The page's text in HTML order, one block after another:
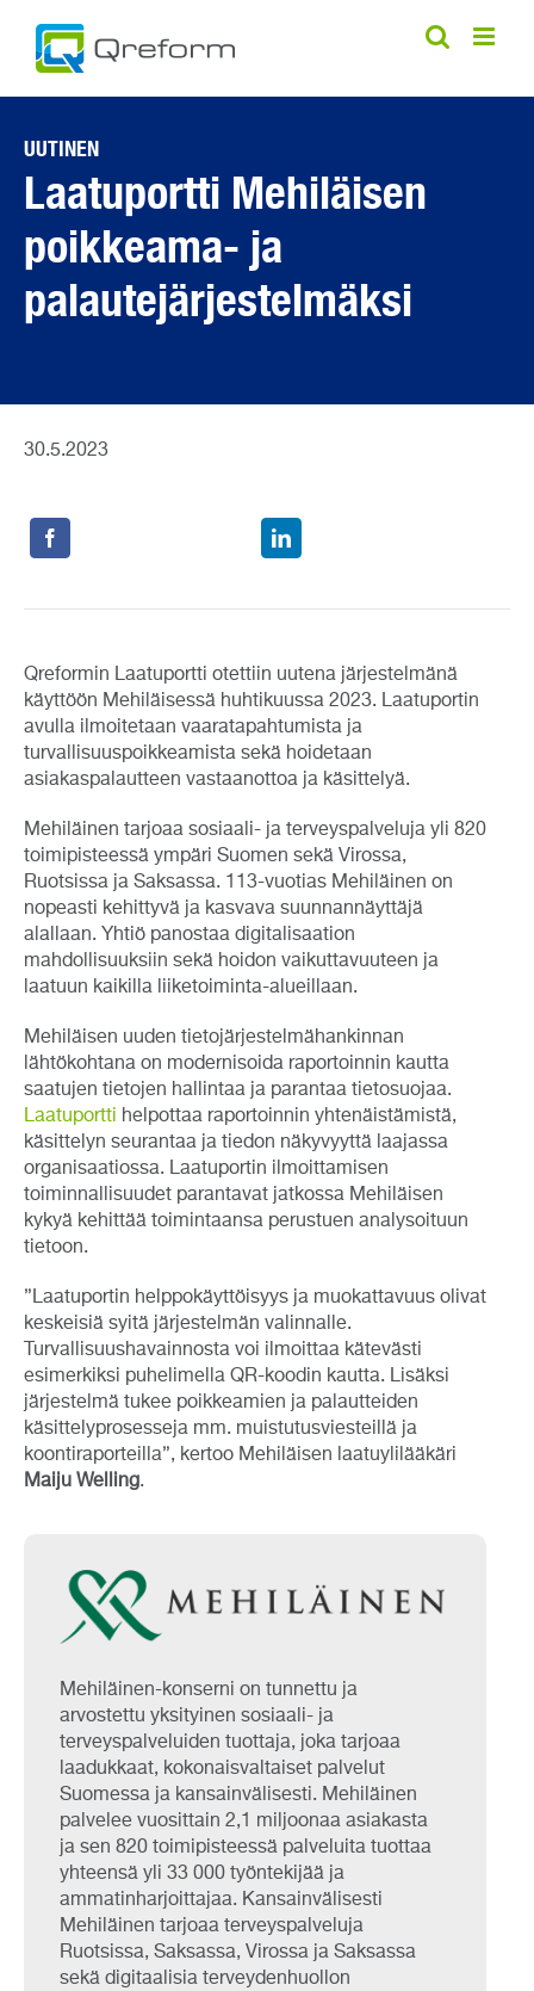
content
UUTINEN
Laatuportti Mehiläisen
poikkeama- ja
palautejärjestelmäksi
30.5.2023
Qreformin Laatuportti otettiin uutena järjestelmänä
käyttöön Mehiläisessä huhtikuussa 2023. Laatuportin
avulla ilmoitetaan vaaratapahtumista ja
turvallisuuspoikkeamista sekä hoidetaan
asiakaspalautteen vastaanottoa ja käsittelyä.
Mehiläinen tarjoaa sosiaali- ja terveyspalveluja yli 820
toimipisteessä ympäri Suomen sekä Virossa,
Ruotsissa ja Saksassa. 113-vuotias Mehiläinen on
nopeasti kehittyvä ja kasvava suunnannäyttäjä
alallaan. Yhtiö panostaa digitalisaation
mahdollisuuksiin sekä hoidon vaikuttavuuteen ja
laatuun kaikilla liiketoiminta-alueillaan.
Mehiläisen uuden tietojärjestelmähankinnan
lähtökohtana on modernisoida raportoinnin kautta
saatujen tietojen hallintaa ja parantaa tietosuojaa.
Laatuportti helpottaa raportoinnin yhtenäistämistä,
käsittelyn seurantaa ja tiedon näkyvyyttä laajassa
organisaatiossa. Laatuportin ilmoittamisen
toiminnallisuudet parantavat jatkossa Mehiläisen
kykyä kehittää toimintaansa perustuen analysoituun
tietoon.
”Laatuportin helppokäyttöisyys ja muokattavuus olivat
keskeisiä syitä järjestelmän valinnalle.
Turvallisuushavainnosta voi ilmoittaa kätevästi
esimerkiksi puhelimella QR-koodin kautta. Lisäksi
järjestelmä tukee poikkeamien ja palautteiden
käsittelyprosesseja mm. muistutusviesteillä ja
koontiraporteilla”, kertoo Mehiläisen laatuylilääkäri
Maiju Welling.
Mehiläinen-konserni on tunnettu ja
arvostettu yksityinen sosiaali- ja
terveyspalveluiden tuottaja, joka tarjoaa
laadukkaat, kokonaisvaltaiset palvelut
Suomessa ja kansainvälisesti. Mehiläinen
palvelee vuosittain 2,1 miljoonaa asiakasta
ja sen 820 toimipisteessä palveluita tuottaa
yhteensä yli 33 000 työntekijää ja
ammatinharjoittajaa. Kansainvälisesti
Mehiläinen tarjoaa terveyspalveluja
Ruotsissa, Saksassa, Virossa ja Saksassa
sekä digitaalisia terveydenhuollon